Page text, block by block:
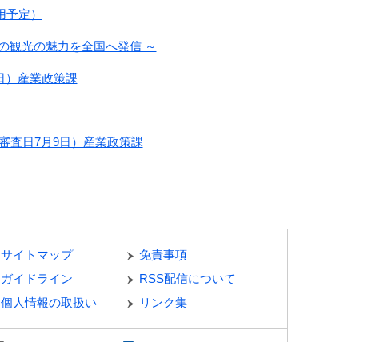
定）
観光の魅力を全国へ発信 ～
）産業政策課
査日7月9日）産業政策課
サイトマップ
免責事項
ガイドライン
RSS配信について
個人情報の取扱い
リンク集